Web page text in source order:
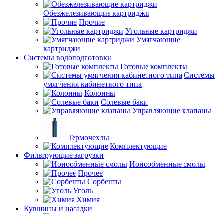
Обезжелезивающие картриджи
Прочие
Угольные картриджи
Умягчающие
картриджи
Системы водоподготовки
Готовые комплекты
Системы
умягчения кабинетного типа
Колонны
Солевые баки
Управляющие клапаны
Термочехлы
Комплектующие
Фильтрующие загрузки
Ионообменные смолы
Прочее
Сорбенты
Уголь
Химия
Кувшины и насадки